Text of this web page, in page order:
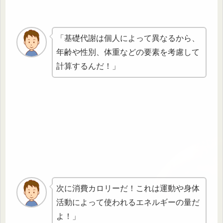
「基礎代謝は個人によって異なるから、
年齢や性別、体重などの要素を考慮して
計算するんだ！」
次に消費カロリーだ！これは運動や身体
活動によって使われるエネルギーの量だ
よ！」